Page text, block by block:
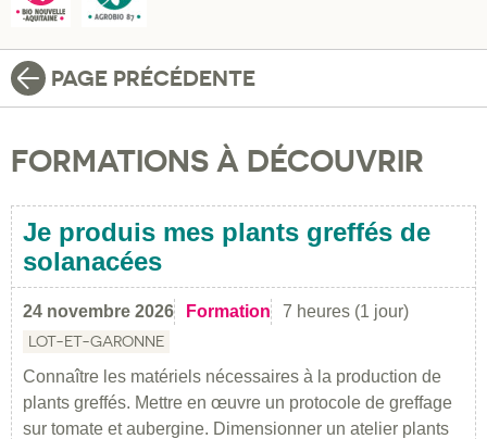
PAGE PRÉCÉDENTE
FORMATIONS À DÉCOUVRIR
Je produis mes plants greffés de
solanacées
24 novembre 2026 Formation 7 heures (1 jour)
LOT-ET-GARONNE
Connaître les matériels nécessaires à la production de
plants greffés. Mettre en œuvre un protocole de greffage
sur tomate et aubergine. Dimensionner un atelier plants